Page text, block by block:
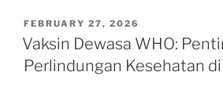
POSTED
ON
FEBRUARY 27, 2026
Vaksin Dewasa WHO:
Perlindungan Kesehatan